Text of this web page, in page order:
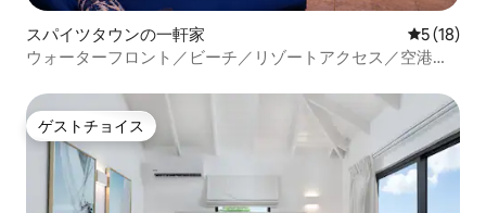
スパイツタウンの一軒家 レビュー
5 (18)
ウォーターフロント／ビーチ／リゾートアクセス／空港送
ゲストチョイス
ゲストチョイス